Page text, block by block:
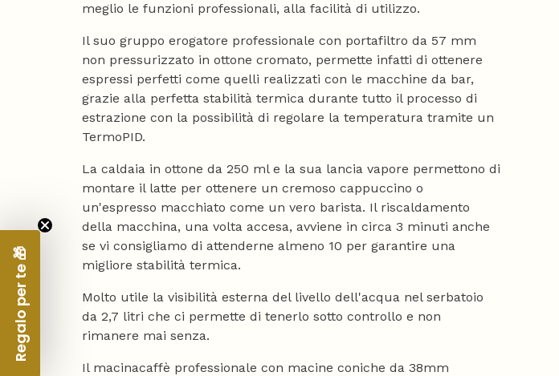
meglio le funzioni professionali, alla facilità di utilizzo.
Il suo gruppo erogatore professionale con portafiltro da 57 mm
non pressurizzato in ottone cromato, permette infatti di ottenere
espressi perfetti come quelli realizzati con le macchine da bar,
grazie alla perfetta stabilità termica durante tutto il processo di
estrazione con la possibilità di regolare la temperatura tramite un
TermoPID.
La caldaia in ottone da 250 ml e la sua lancia vapore permettono di
montare il latte per ottenere un cremoso cappuccino o
un'espresso macchiato come un vero barista. Il riscaldamento
della macchina, una volta accesa, avviene in circa 3 minuti anche
se vi consigliamo di attenderne almeno 10 per garantire una
migliore stabilità termica.
Molto utile la visibilità esterna del livello dell'acqua nel serbatoio
da 2,7 litri che ci permette di tenerlo sotto controllo e non
rimanere mai senza.
Il macinacaffè professionale con macine coniche da 38mm
Regalo per te 🎁